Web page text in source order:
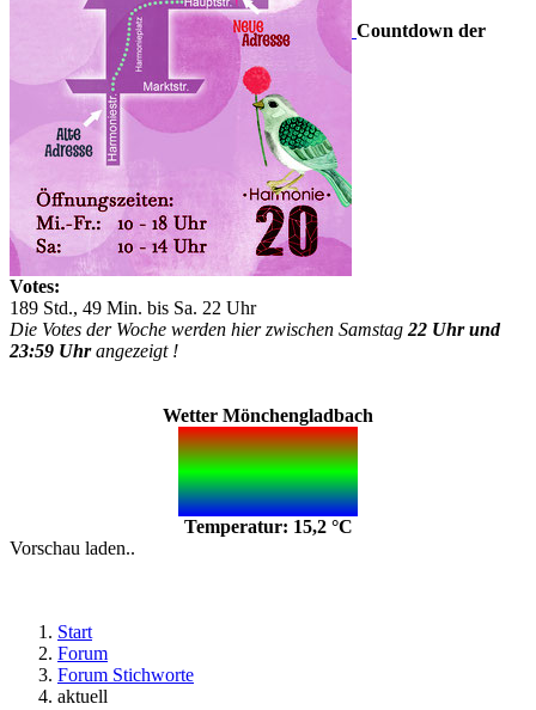
Countdown der
Votes:
189 Std., 49 Min. bis Sa. 22 Uhr
Die Votes der Woche werden hier zwischen Samstag 22 Uhr und
23:59 Uhrangezeigt !
Wetter Mönchengladbach
Temperatur: 15,2 °C
Vorschau laden..
Start
Forum
Forum Stichworte
aktuell